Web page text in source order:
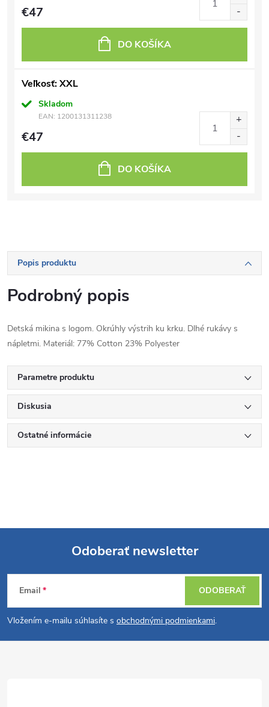
€47
DO KOŠÍKA
Veľkosť: XXL
Skladom
EAN: 1200131311238
€47
DO KOŠÍKA
Popis produktu
Podrobný popis
Detská mikina s logom. Okrúhly výstrih ku krku. Dlhé rukávy s
nápletmi. Materiál: 77% Cotton 23% Polyester
Parametre produktu
Diskusia
Ostatné informácie
Z
á
p
Odoberať newsletter
Email
Vložením e-mailu súhlasíte s obchodnými podmienkami.
ODOBERAŤ